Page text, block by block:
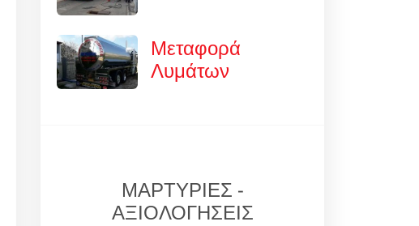
Μεταφορά
Λυμάτων
ΜΑΡΤΥΡΙΕΣ -
ΑΞΙΟΛΟΓΗΣΕΙΣ